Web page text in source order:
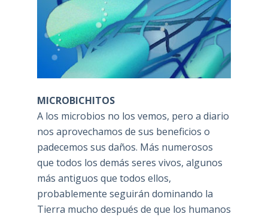
MICROBICHITOS
A los microbios no los vemos, pero a diario
nos aprovechamos de sus beneficios o
padecemos sus daños. Más numerosos
que todos los demás seres vivos, algunos
más antiguos que todos ellos,
probablemente seguirán dominando la
Tierra mucho después de que los humanos